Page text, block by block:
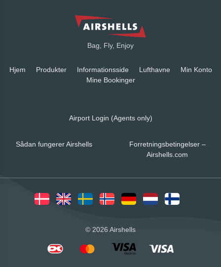
Bag, Fly, Enjoy
Hjem Produkter Informationsside Lufthavne
Min Konto
Mine Bookinger
Airport Login (Agents only)
Sådan fungerer Airshells
Forretningsbetingelser –
Airshells.com
© 2026 Airshells